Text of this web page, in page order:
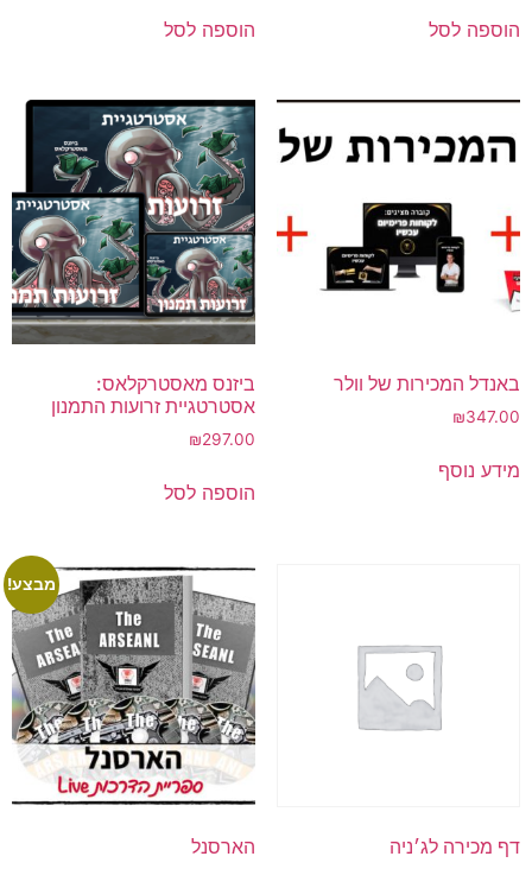
הוספה לסל הוספה לסל
באנדל המכירות של וולר
₪347.00
מידע נוסף
ביזנס מאסטרקלאס:
אסטרטגיית זרועות התמנון
₪297.00
הוספה לסל
דף מכירה לג׳ניה
מבצע!
הארסנל